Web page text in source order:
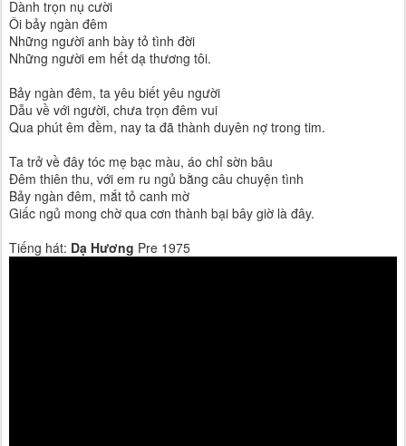
Dành trọn nụ cười
Ôi bảy ngàn đêm
Những người anh bày tỏ tình đời
Những người em hết dạ thương tôi.
Bảy ngàn đêm, ta yêu biết yêu người
Dẫu về với người, chưa trọn đêm vui
Qua phút êm đềm, nay ta đã thành duyên nợ trong tim.
Ta trở về đây tóc mẹ bạc màu, áo chỉ sờn bâu
Đêm thiên thu, với em ru ngủ bằng câu chuyện tình
Bảy ngàn đêm, mắt tỏ canh mờ
Giấc ngủ mong chờ qua cơn thành bại bây giờ là đây.
Tiếng hát: Dạ Hương Pre 1975